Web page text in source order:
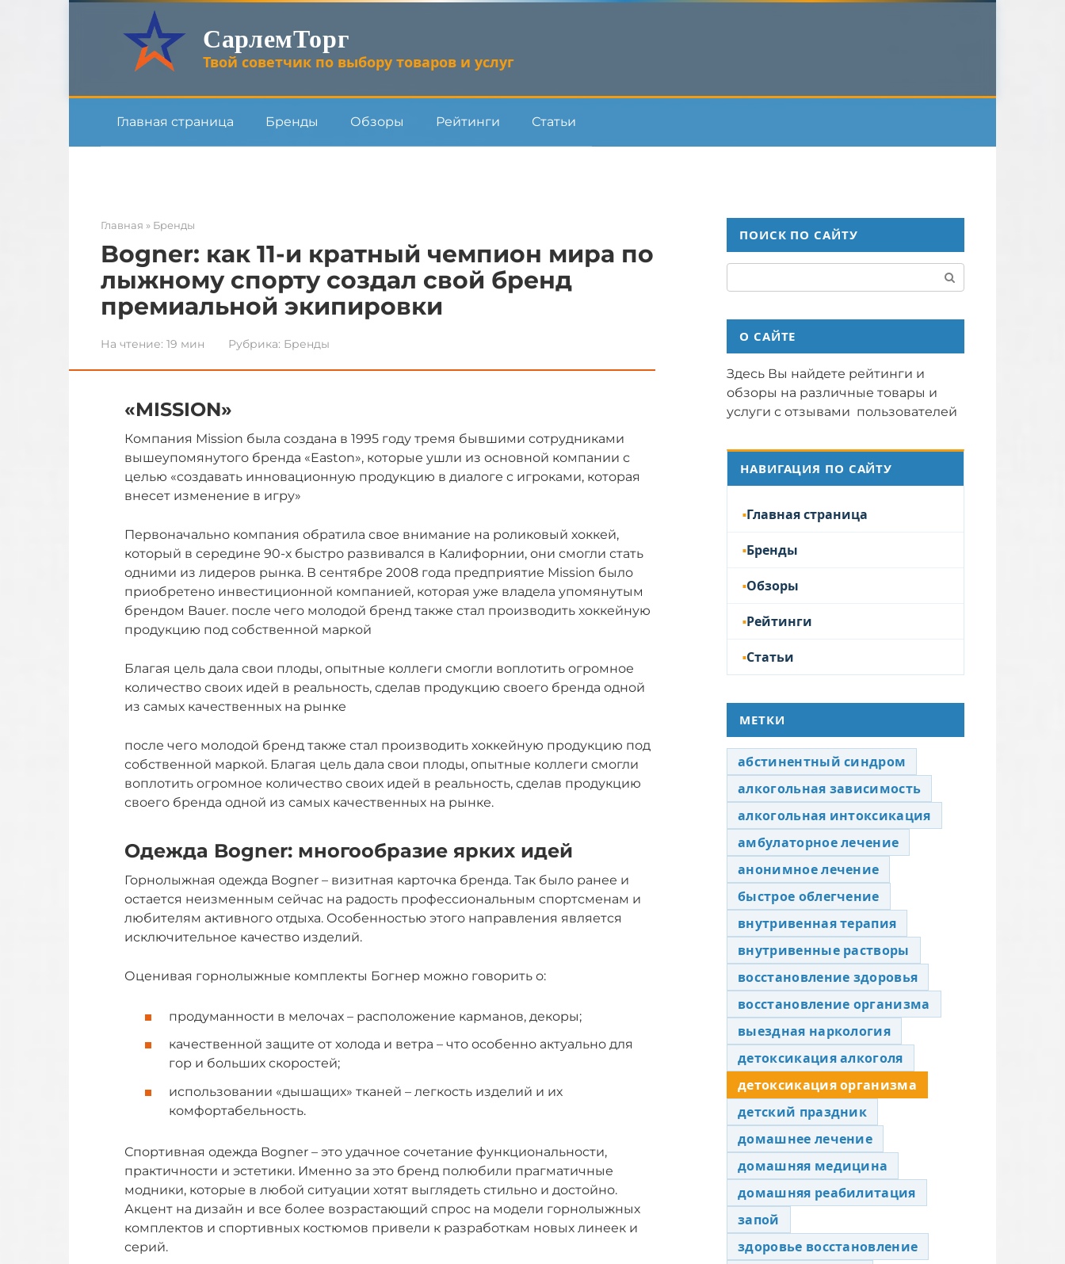
СарлемТорг
Твой советчик по выбору товаров и услуг
Главная страница Бренды Обзоры Рейтинги Статьи
Главная » Бренды
Bogner: как 11-и кратный чемпион мира по
лыжному спорту создал свой бренд
премиальной экипировки
На чтение: 19 мин Рубрика: Бренды
«MISSION»
Компания Mission была создана в 1995 году тремя бывшими сотрудниками
вышеупомянутого бренда «Easton», которые ушли из основной компании с
целью «создавать инновационную продукцию в диалоге с игроками, которая
внесет изменение в игру»
Первоначально компания обратила свое внимание на роликовый хоккей,
который в середине 90-х быстро развивался в Калифорнии, они смогли стать
одними из лидеров рынка. В сентябре 2008 года предприятие Mission было
приобретено инвестиционной компанией, которая уже владела упомянутым
брендом Bauer. после чего молодой бренд также стал производить хоккейную
продукцию под собственной маркой
Благая цель дала свои плоды, опытные коллеги смогли воплотить огромное
количество своих идей в реальность, сделав продукцию своего бренда одной
из самых качественных на рынке
после чего молодой бренд также стал производить хоккейную продукцию под
собственной маркой. Благая цель дала свои плоды, опытные коллеги смогли
воплотить огромное количество своих идей в реальность, сделав продукцию
своего бренда одной из самых качественных на рынке.
Одежда Bogner: многообразие ярких идей
Горнолыжная одежда Bogner – визитная карточка бренда. Так было ранее и
остается неизменным сейчас на радость профессиональным спортсменам и
любителям активного отдыха. Особенностью этого направления является
исключительное качество изделий.
Оценивая горнолыжные комплекты Богнер можно говорить о:
продуманности в мелочах – расположение карманов, декоры;
качественной защите от холода и ветра – что особенно актуально для
гор и больших скоростей;
использовании «дышащих» тканей – легкость изделий и их
комфортабельность.
Спортивная одежда Bogner – это удачное сочетание функциональности,
практичности и эстетики. Именно за это бренд полюбили прагматичные
модники, которые в любой ситуации хотят выглядеть стильно и достойно.
Акцент на дизайн и все более возрастающий спрос на модели горнолыжных
комплектов и спортивных костюмов привели к разработкам новых линеек и
серий.
ПОИСК ПО САЙТУ
О САЙТЕ
Здесь Вы найдете рейтинги и
обзоры на различные товары и
услуги с отзывами пользователей
НАВИГАЦИЯ ПО САЙТУ
Главная страница
Бренды
Обзоры
Рейтинги
Статьи
МЕТКИ
абстинентный синдром
алкогольная зависимость
алкогольная интоксикация
амбулаторное лечение
анонимное лечение
быстрое облегчение
внутривенная терапия
внутривенные растворы
восстановление здоровья
восстановление организма
выездная наркология
детоксикация алкоголя
детоксикация организма
детский праздник
домашнее лечение
домашняя медицина
домашняя реабилитация
запой
здоровье восстановление